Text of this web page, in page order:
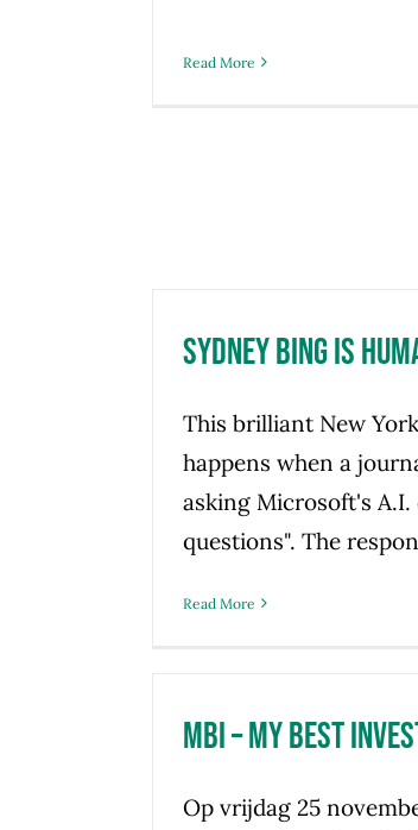
Read More
Sydney Bing is
This brilliant New
happens when a
asking Microsoft's
questions". The
Read More
MBI – My Best
Op vrijdag 25